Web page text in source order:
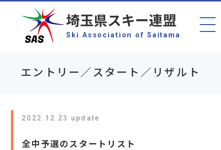
埼玉県スキー連盟
Ski Association of Saitama
エントリー／スタート／リザルト
2022.12.23 update
全中予選のスタートリスト